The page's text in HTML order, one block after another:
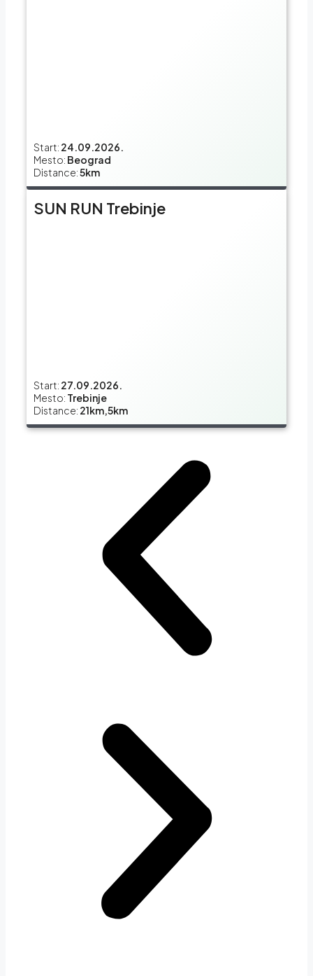
Start: 24.09.2026.
Mesto: Beograd
Distance:5km
SUN RUN Trebinje
Start: 27.09.2026.
Mesto: Trebinje
Distance: 21km,5km